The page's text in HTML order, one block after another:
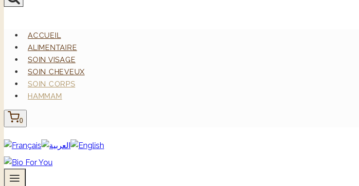
ACCUEIL
ALIMENTAIRE
SOIN VISAGE
SOIN CHEVEUX
SOIN CORPS
HAMMAM
0